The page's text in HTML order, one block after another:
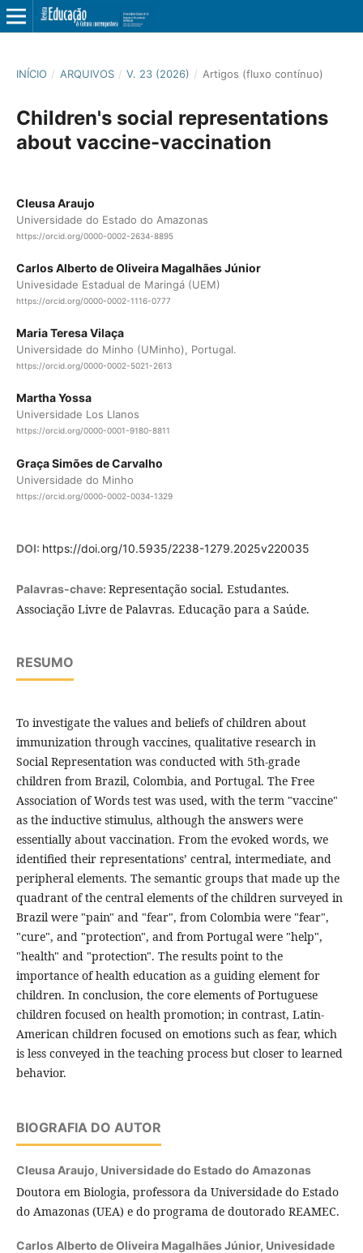
INÍCIO / ARQUIVOS / V. 23 (2026) / Artigos (fluxo contínuo)
Children's social representations
about vaccine-vaccination
Cleusa Araujo
Universidade do Estado do Amazonas
https://orcid.org/0000-0002-2634-8895
Carlos Alberto de Oliveira Magalhães Júnior
Univesidade Estadual de Maringá (UEM)
https://orcid.org/0000-0002-1116-0777
Maria Teresa Vilaça
Universidade do Minho (UMinho), Portugal.
https://orcid.org/0000-0002-5021-2613
Martha Yossa
Universidade Los Llanos
https://orcid.org/0000-0001-9180-8811
Graça Simões de Carvalho
Universidade do Minho
https://orcid.org/0000-0002-0034-1329
DOI: https://doi.org/10.5935/2238-1279.2025v220035
Palavras-chave: Representação social. Estudantes.
Associação Livre de Palavras. Educação para a Saúde.
RESUMO
To investigate the values and beliefs of children about
immunization through vaccines, qualitative research in
Social Representation was conducted with 5th-grade
children from Brazil, Colombia, and Portugal. The Free
Association of Words test was used, with the term "vaccine"
as the inductive stimulus, although the answers were
essentially about vaccination. From the evoked words, we
identified their representations’ central, intermediate, and
peripheral elements. The semantic groups that made up the
quadrant of the central elements of the children surveyed in
Brazil were "pain" and "fear", from Colombia were "fear",
"cure", and "protection", and from Portugal were "help",
"health" and "protection". The results point to the
importance of health education as a guiding element for
children. In conclusion, the core elements of Portuguese
children focused on health promotion; in contrast, Latin-
American children focused on emotions such as fear, which
is less conveyed in the teaching process but closer to learned
behavior.
BIOGRAFIA DO AUTOR
Cleusa Araujo, Universidade do Estado do Amazonas
Doutora em Biologia, professora da Universidade do Estado
do Amazonas (UEA) e do programa de doutorado REAMEC.
Carlos Alberto de Oliveira Magalhães Júnior, Univesidade